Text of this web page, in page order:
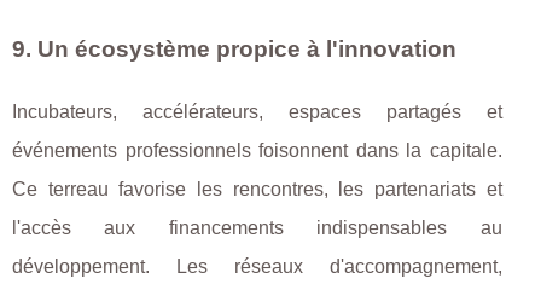
9. Un écosystème propice à l'innovation
Incubateurs, accélérateurs, espaces partagés et
événements professionnels foisonnent dans la capitale.
Ce terreau favorise les rencontres, les partenariats et
l'accès aux financements indispensables au
développement. Les réseaux d'accompagnement,